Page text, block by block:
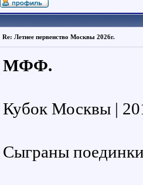
Re: Летнее первенство Москвы 2026г.
МФФ.
Кубок Москвы |
Сыграны